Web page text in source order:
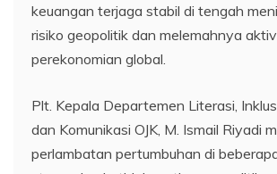
keuangan terjaga stabil di tengah
risiko geopolitik dan melemahnya
perekonomian global.
Plt. Kepala Departemen Literasi,
dan Komunikasi OJK, M. Ismail Riyadi
perlambatan pertumbuhan di